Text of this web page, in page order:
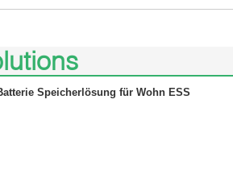
Speicherlösung für Wohn ESS